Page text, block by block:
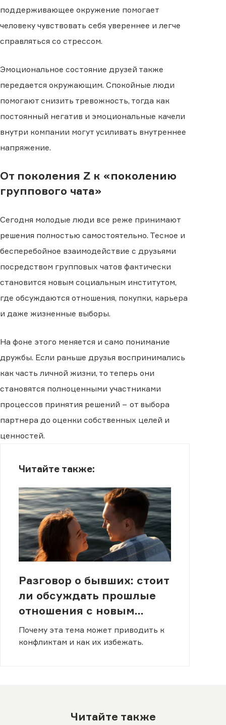
поддерживающее окружение помогает
человеку чувствовать себя увереннее и легче
справляться со стрессом.
Эмоциональное состояние друзей также
передается окружающим. Спокойные люди
помогают снизить тревожность, тогда как
постоянный негатив и эмоциональные качели
внутри компании могут усиливать внутреннее
напряжение.
От поколения Z к «поколению
группового чата»
Сегодня молодые люди все реже принимают
решения полностью самостоятельно. Тесное и
бесперебойное взаимодействие с друзьями
посредством групповых чатов фактически
становится новым социальным институтом,
где обсуждаются отношения, покупки, карьера
и даже жизненные выборы.
На фоне этого меняется и само понимание
дружбы. Если раньше друзья воспринимались
как часть личной жизни, то теперь они
становятся полноценными участниками
процессов принятия решений − от выбора
партнера до оценки собственных целей и
ценностей.
Читайте также:
Разговор о бывших: стоит
ли обсуждать прошлые
отношения с новым
партнером
Почему эта тема может приводить к
конфликтам и как их избежать.
Читайте также